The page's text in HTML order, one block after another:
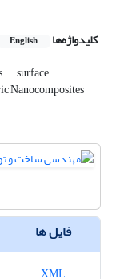
کلیدواژه‌ها English
surface
Nanocomposites
فایل ها